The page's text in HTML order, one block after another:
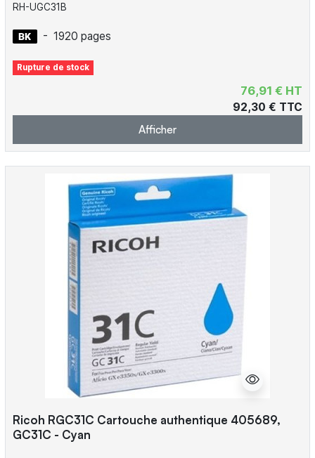
RH-UGC31B
- 1920 pages
Rupture de stock
76,91 € HT
92,30 € TTC
Afficher
Ricoh RGC31C Cartouche authentique 405689,
GC31C - Cyan